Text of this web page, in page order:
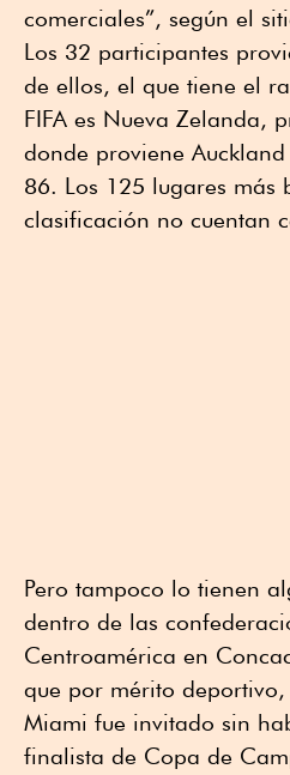
comerciales”, según el
Los 32 participantes
de ellos, el que tiene el
FIFA es Nueva Zelanda,
donde proviene
86. Los 125 lugares más
clasificación no cuentan
Pero tampoco lo tienen
dentro de las
Centroamérica en
que por mérito
Miami fue invitado sin
finalista de Copa de